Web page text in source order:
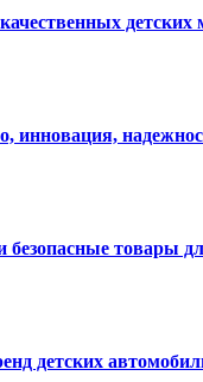
детских
безопасные товары
детских